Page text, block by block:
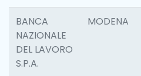
BANCA
NAZIONALE
DEL LAVORO
S.P.A.
MODENA